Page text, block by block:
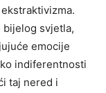
bijelog svjetla,
emocije
indiferentnosti
taj nered i